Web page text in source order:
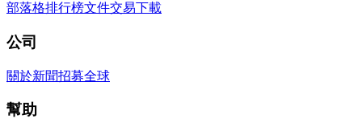
部落格排行榜文件交易下載
公司
關於新聞招募全球
幫助